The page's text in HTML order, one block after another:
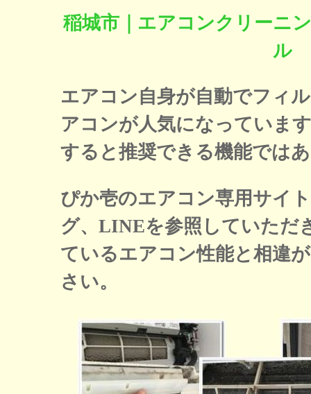
稲城市｜エアコンクリーニ
ル
エアコン自身が自動でフィ
アコンが人気になっていま
すると推奨できる機能では
ぴか壱のエアコン専用サイ
グ、LINEを参照していただ
ているエアコン性能と相違
さい。